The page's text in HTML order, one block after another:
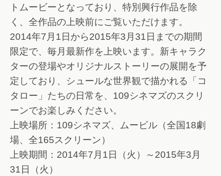
トムービーとなっており、特別興行作品を除
く、全作品の上映前にご覧いただけます。
2014年7月1日から2015年3月31日までの期間
限定で、毎月最新作を上映います。新キャラク
ターの登場やオリジナルストーリーの展開を予
定しており、シュールな世界観で描かれる「コ
タロー」たちの日常を、109シネマズのスクリ
ーンでお楽しみください。
上映場所：109シネマズ、ムービル（全国18劇
場、全165スクリーン）
上映期間：2014年7月1日（火）～2015年3月
31日（火）